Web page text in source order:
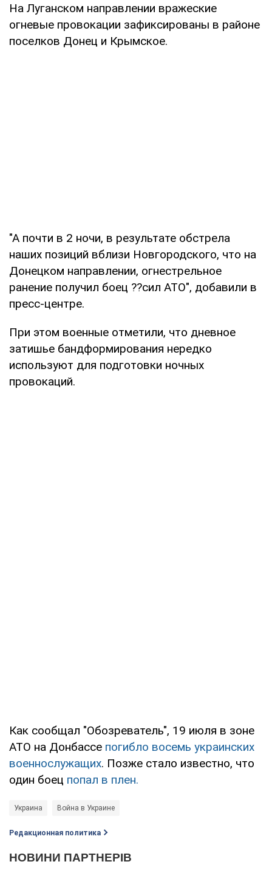
На Луганском направлении вражеские
огневые провокации зафиксированы в районе
поселков Донец и Крымское.
"А почти в 2 ночи, в результате обстрела
наших позиций вблизи Новгородского, что на
Донецком направлении, огнестрельное
ранение получил боец ??сил АТО", добавили в
пресс-центре.
При этом военные отметили, что дневное
затишье бандформирования нередко
используют для подготовки ночных
провокаций.
Как сообщал "Обозреватель", 19 июля в зоне
АТО на Донбассе погибло восемь украинских
военнослужащих. Позже стало известно, что
один боец попал в плен.
Украина Война в Украине
Редакционная политика